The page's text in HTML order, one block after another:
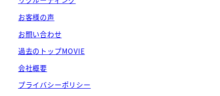
お客様の声
お問い合わせ
過去のトップMOVIE
会社概要
プライバシーポリシー